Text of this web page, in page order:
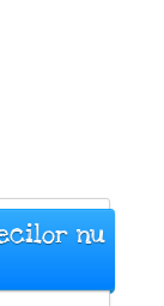
nu